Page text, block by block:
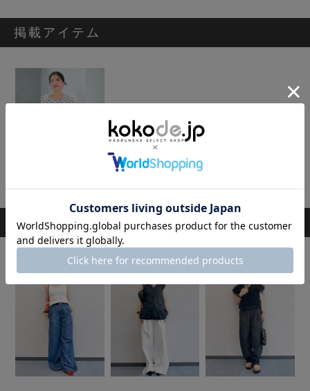
掲載アイテム
スタッフのその他のコーディネート